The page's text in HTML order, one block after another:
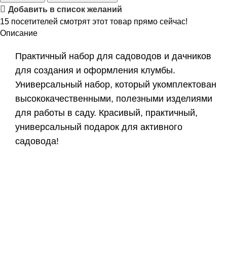
Добавить в список желаний
15 посетителей смотрят этот товар прямо сейчас!
Описание
Практичный набор для садоводов и дачников
для создания и оформления клумбы.
Универсальный набор, который укомплектован
высококачественными, полезными изделиями
для работы в саду. Красивый, практичный,
универсальный подарок для активного
садовода!